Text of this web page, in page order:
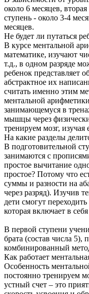
около 6 месяцев,
ступень - около 3-4
месяцев.
Не будет ли путаться
В курсе ментальной
математике, изучают
т.д., в одном разряде
ребенок представляет
абстрактное их
считать именно этим
ментальной
занимающемуся в
мышцы через
тренируем мозг, изучая
На какие разделы
В подготовительной
занимаются с
простое вычитание
простое? Потому что
суммы и разности на
через разряд). Изучив
дети смогут
которая включает в
В первой ступени
брата (состав числа 5),
комбинированный
Как работает
Особенность
постоянно тренируем
устный счет – это